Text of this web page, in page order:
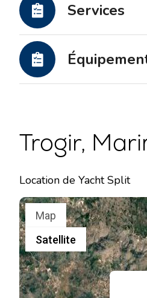
Services
Trogir,
Location de Yacht Split
Map
Satellite